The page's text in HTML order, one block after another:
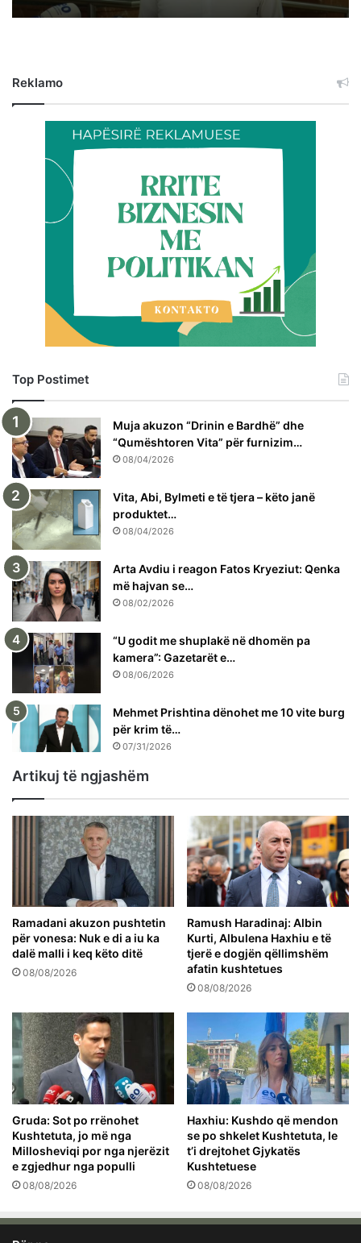
Reklamo
Top Postimet
Muja akuzon “Drinin e Bardhë” dhe
“Qumështoren Vita” për furnizim…
08/04/2026
Vita, Abi, Bylmeti e të tjera – këto janë
produktet…
08/04/2026
Arta Avdiu i reagon Fatos Kryeziut: Qenka
më hajvan se…
08/02/2026
“U godit me shuplakë në dhomën pa
kamera”: Gazetarët e…
08/06/2026
Mehmet Prishtina dënohet me 10 vite burg
për krim të…
07/31/2026
Artikuj të ngjashëm
Ramadani akuzon pushtetin
për vonesa: Nuk e di a iu ka
dalë malli i keq këto ditë
08/08/2026
Ramush Haradinaj: Albin
Kurti, Albulena Haxhiu e të
tjerë e dogjën qëllimshëm
afatin kushtetues
08/08/2026
Gruda: Sot po rrënohet
Kushtetuta, jo më nga
Millosheviqi por nga njerëzit
e zgjedhur nga populli
08/08/2026
Haxhiu: Kushdo që mendon
se po shkelet Kushtetuta, le
t’i drejtohet Gjykatës
Kushtetuese
08/08/2026